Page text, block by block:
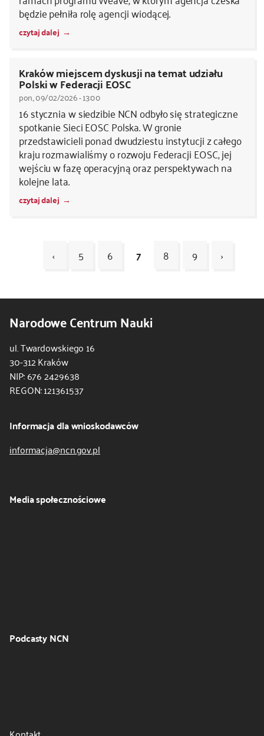
będzie pełniła rolę agencji wiodącej.
czytaj dalej
Kraków miejscem dyskusji na temat udziału
Polski w Federacji EOSC
pon., 09/02/2026 - 13:00
16 stycznia w siedzibie NCN odbyło się strategiczne
spotkanie Sieci EOSC Polska. W gronie
przedstawicieli ponad dwudziestu instytucji z całego
kraju rozmawialiśmy o rozwoju Federacji EOSC, jej
wejściu w fazę operacyjną oraz perspektywach na
kolejne lata.
czytaj dalej
‹ 5 6 7 8 9
›
iNarodowe Centrum Nauki
ul. Twardowskiego 16
30-312 Kraków
NIP: 676 2429638
REGON: 121361537
Informacja dla wnioskodawców
informacja@ncn.gov.pl
Media społecznościowe
Podcasty NCN